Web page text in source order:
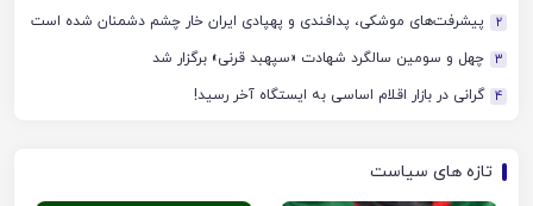
2 پیشرفت‌های موشکی، پدافندی و پهپادی ایران خار چشم دشمنان شده است
3 چهل‌ و سومین سالگرد شهادت «سپهبد قرنی» برگزار شد
4 گرانی در بازار اقلام اساسی به ایستگاه آخر رسید!
تازه های سیاست